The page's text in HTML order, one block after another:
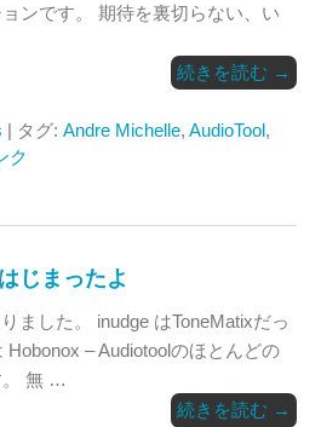
ンです。 期待を裏切らない、い
続きを読む →
| タグ: Andre Michelle, AudioTool,
ク
じまったよ
ました。 inudge はToneMatixだっ
Hobonox – Audiotoolのほとんどの
。 無 …
続きを読む →